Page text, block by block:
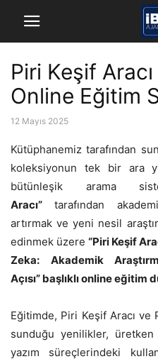
Piri Keşif Aracı
Online Eğitim
12 Mayıs 2025
Kütüphanemiz tarafından
koleksiyonun tek bir ara
bütünleşik arama
Aracı” tarafından
artırmak ve yeni nesil
edinmek üzere“Piri Keşif
Zeka: Akademik
Açısı” başlıklı online
Eğitimde, Piri Keşif Aracı ve
sunduğu yenilikler, üretken
yazım süreçlerindeki